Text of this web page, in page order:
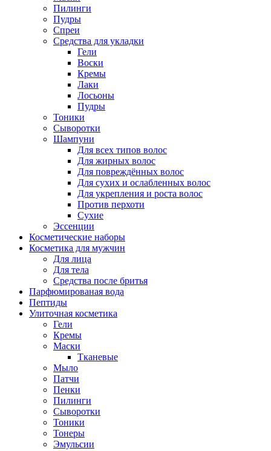
Пилинги
Пудры
Спреи
Средства для укладки
Гели
Воски
Кремы
Лаки
Лосьоны
Пудры
Тоники
Сыворотки
Шампуни
Для всех типов волос
Для жирных волос
Для повреждённых волос
Для сухих и ослабленных волос
Для укрепления и роста волос
Против перхоти
Сухие
Эссенции
Косметические наборы
Косметика для мужчин
Для лица
Для тела
Средства после бритья
Парфюмированая вода
Пептиды
Улиточная косметика
Гели
Кремы
Маски
Тканевые
Мыло
Патчи
Пенки
Пилинги
Сыворотки
Тоники
Тонеры
Эмульсии